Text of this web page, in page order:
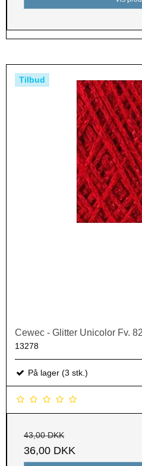
Tilbud
Cewec - Glitter Unicolor Fv.
13278
På lager (3 stk.)
43,00 DKK
36,00 DKK